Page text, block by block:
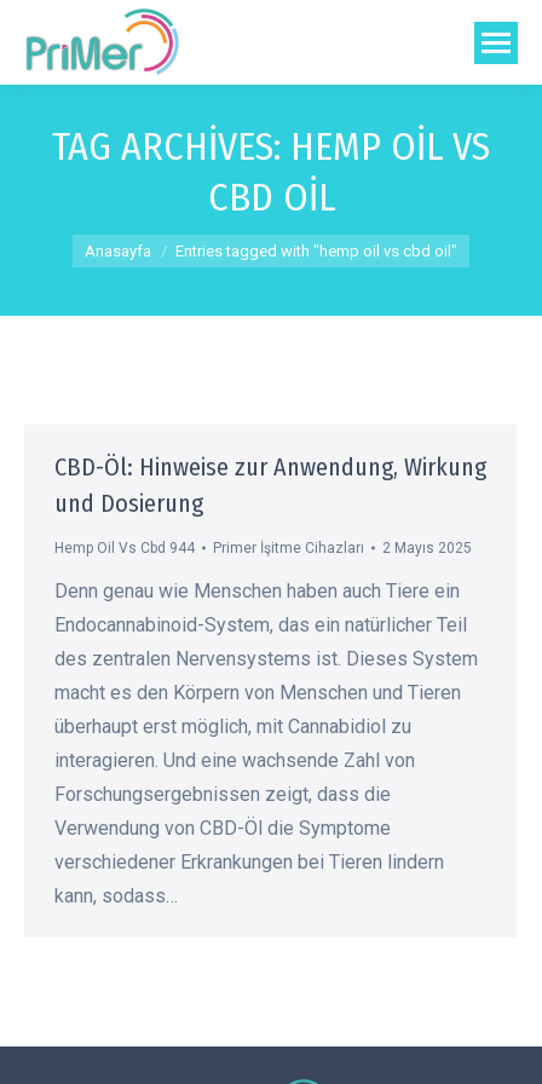
TAG ARCHIVES: HEMP OIL VS
CBD OIL
You are here:
Anasayfa Entries tagged with "hemp oil vs cbd oil"
CBD-Öl: Hinweise zur Anwendung, Wirkung
und Dosierung
Hemp Oil Vs Cbd 944 Primer İşitme Cihazları 2 Mayıs 2025
Denn genau wie Menschen haben auch Tiere ein
Endocannabinoid-System, das ein natürlicher Teil
des zentralen Nervensystems ist. Dieses System
macht es den Körpern von Menschen und Tieren
überhaupt erst möglich, mit Cannabidiol zu
interagieren. Und eine wachsende Zahl von
Forschungsergebnissen zeigt, dass die
Verwendung von CBD-Öl die Symptome
verschiedener Erkrankungen bei Tieren lindern
kann, sodass…